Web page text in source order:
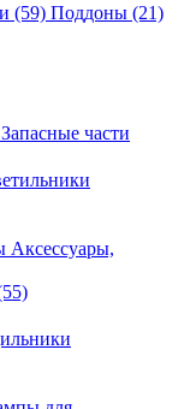
(59) Поддоны (21)
Запасные части
Аксессуары,